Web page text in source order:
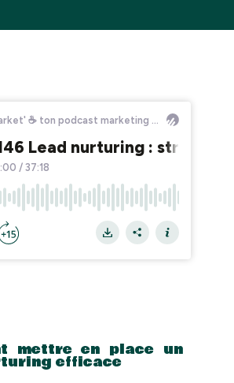
mettre en place un
efficace